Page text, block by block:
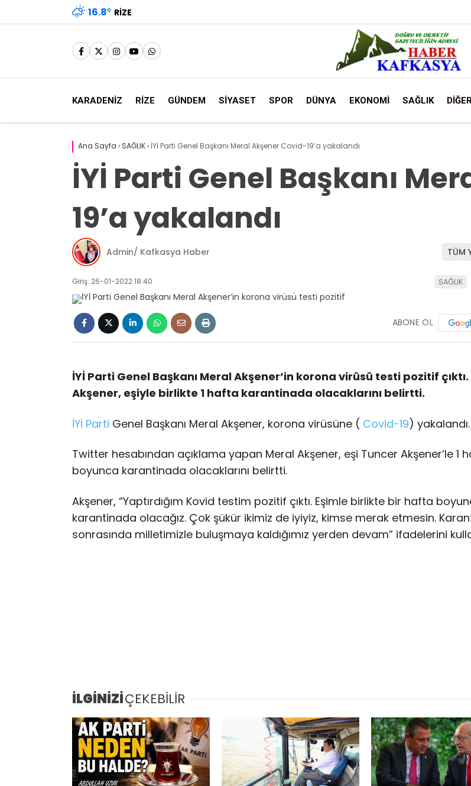
16.8° RIZE
KARADENİZ RİZE GÜNDEM SİYASET SPOR DÜNYA EKONOMİ SAĞLIK DİĞER
Ana Sayfa › SAĞLIK› İYİ Parti Genel Başkanı Meral Akşener Covid-19’a yakalandı
İYİ Parti Genel Başkanı
19’a yakalandı
Admin/ Kafkasya Haber TÜM
Giriş: 26-01-2022 18:40 SAĞLIK
ABONE OL
İYİ Parti Genel Başkanı Meral Akşener’in korona virüsü testi pozitif çıktı.
Akşener, eşiyle birlikte 1 hafta karantinada olacaklarını belirtti.
İYİ Parti Genel Başkanı Meral Akşener, korona virüsüne ( Covid-19) yakalandı.
Twitter hesabından açıklama yapan Meral Akşener, eşi Tuncer Akşener’le 1
boyunca karantinada olacaklarını belirtti.
Akşener, “Yaptırdığım Kovid testim pozitif çıktı. Eşimle birlikte bir hafta
karantinada olacağız. Çok şükür ikimiz de iyiyiz, kimse merak etmesin.
sonrasında milletimizle buluşmaya kaldığımız yerden devam” ifadelerini
İLGİNİZİÇEKEBİLİR